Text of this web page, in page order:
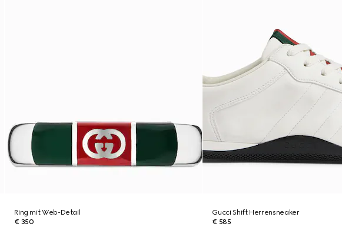
Ring mit Web-Detail
€ 350
Gucci Shift Herrensneaker
€ 585